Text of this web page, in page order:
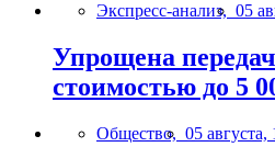
Экспресс-анализ, 05
Упрощена
стоимостью до 5
Общество, 05 августа,